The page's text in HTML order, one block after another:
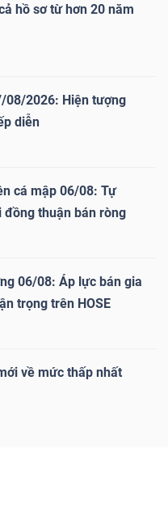
hồ sơ từ hơn 20 năm
08/2026: Hiện tượng
diễn
cá mập 06/08: Tự
đồng thuận bán ròng
06/08: Áp lực bán gia
trọng trên HOSE
về mức thấp nhất